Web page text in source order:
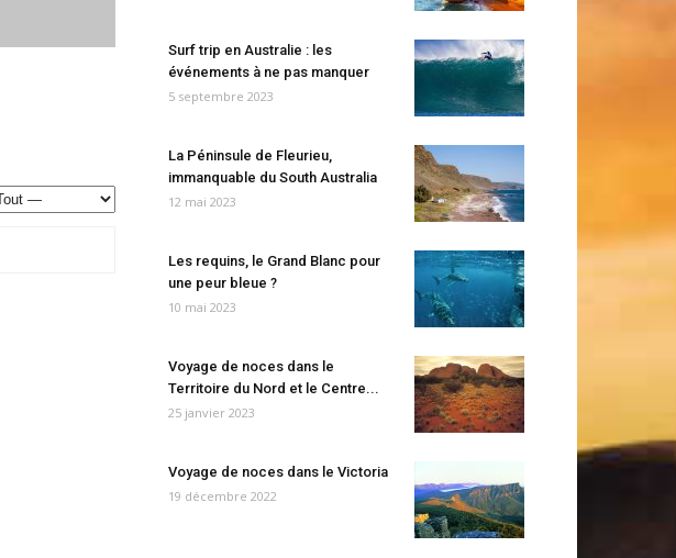
Surf trip en Australie : les
événements à ne pas manquer
5 septembre 2023
La Péninsule de Fleurieu,
immanquable du South Australia
12 mai 2023
Les requins, le Grand Blanc pour
une peur bleue ?
10 mai 2023
Voyage de noces dans le
Territoire du Nord et le Centre...
25 janvier 2023
Voyage de noces dans le Victoria
19 décembre 2022